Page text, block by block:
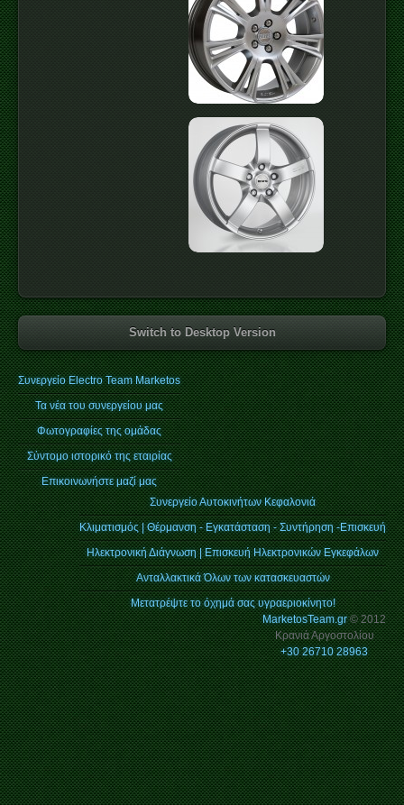
Switch to Desktop Version
Συνεργείο Electro Team Marketos
Τα νέα του συνεργείου μας
Φωτογραφίες της ομάδας
Σύντομο ιστορικό της εταιρίας
Επικοινωνήστε μαζί μας
Συνεργείο Αυτοκινήτων Κεφαλονιά
Κλιματισμός | Θέρμανση - Εγκατάσταση - Συντήρηση -Επισκευή
Ηλεκτρονική Διάγνωση | Επισκευή Ηλεκτρονικών Εγκεφάλων
Ανταλλακτικά Όλων των κατασκευαστών
Μετατρέψτε το όχημά σας υγραεριοκίνητο!
MarketosTeam.gr© 2012
Κρανιά Αργοστολίου
+30 26710 28963